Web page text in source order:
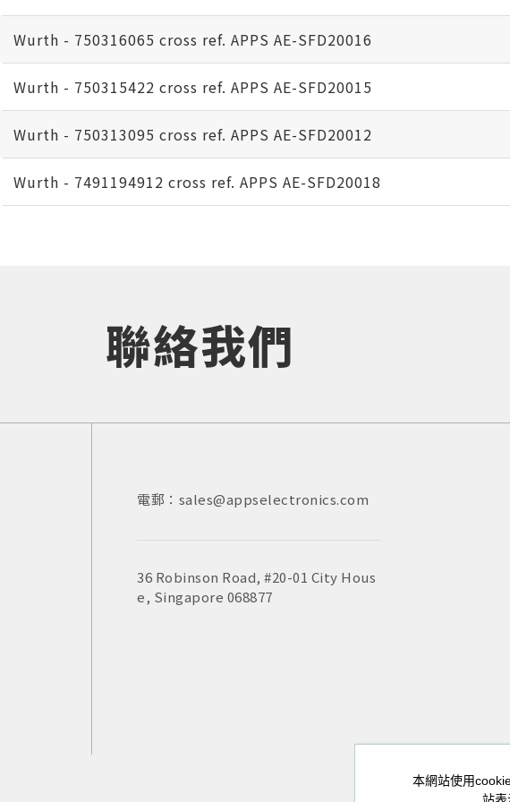
本網站使用
Wurth - 750316065 cross ref. APPS AE-SFD20016
Wurth - 750315422 cross ref. APPS AE-SFD20015
Wurth - 750313095 cross ref. APPS AE-SFD20012
Wurth - 7491194912 cross ref. APPS AE-SFD20018
聯絡我們
電郵：sales@appselectronics.com
36 Robinson Road, #20-01 City Hous
e, Singapore 068877
電話：
+852 3693 4218
香港九龍新蒲崗大有街29號宏基中心一期1405
電話：
+86（755）86538552
中國廣東省深圳市福田區泰然九路喜年中心A座
電郵： sales@appselectronics.com
新北市中和區中正路716號10樓之一